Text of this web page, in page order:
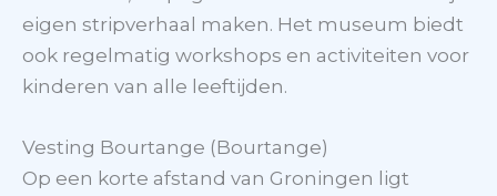
eigen stripverhaal maken. Het museum biedt
ook regelmatig workshops en activiteiten voor
kinderen van alle leeftijden.
Vesting Bourtange (Bourtange)
Op een korte afstand van Groningen ligt